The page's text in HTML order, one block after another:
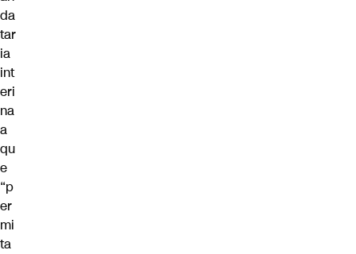
da
tar
ia
int
eri
na
a
qu
e
“p
er
mi
ta